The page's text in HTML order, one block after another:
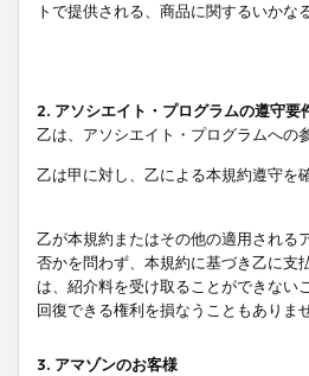
トで提供される、商品に関するいか
2. アソシエイト・プログラムの遵守要
乙は、アソシエイト・プログラムへの
乙は甲に対し、乙による本規約遵守を
乙が本規約またはその他の適用される
否かを問わず、本規約に基づき乙に支
は、紹介料を受け取ることができない
回復できる権利を損なうこともありませ
3. アマゾンのお客様